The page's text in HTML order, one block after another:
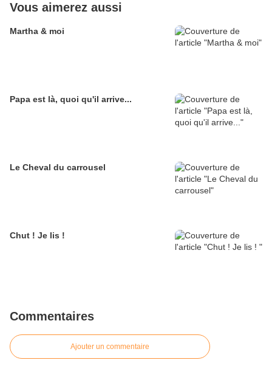
Vous aimerez aussi
Martha & moi
Papa est là, quoi qu'il arrive...
Le Cheval du carrousel
Chut ! Je lis !
Commentaires
Ajouter un commentaire